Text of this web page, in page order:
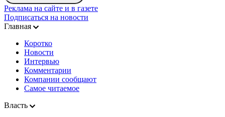
Реклама на сайте и в газете
Подписаться на новости
Главная
Коротко
Новости
Интервью
Комментарии
Компании сообщают
Самое читаемое
Власть